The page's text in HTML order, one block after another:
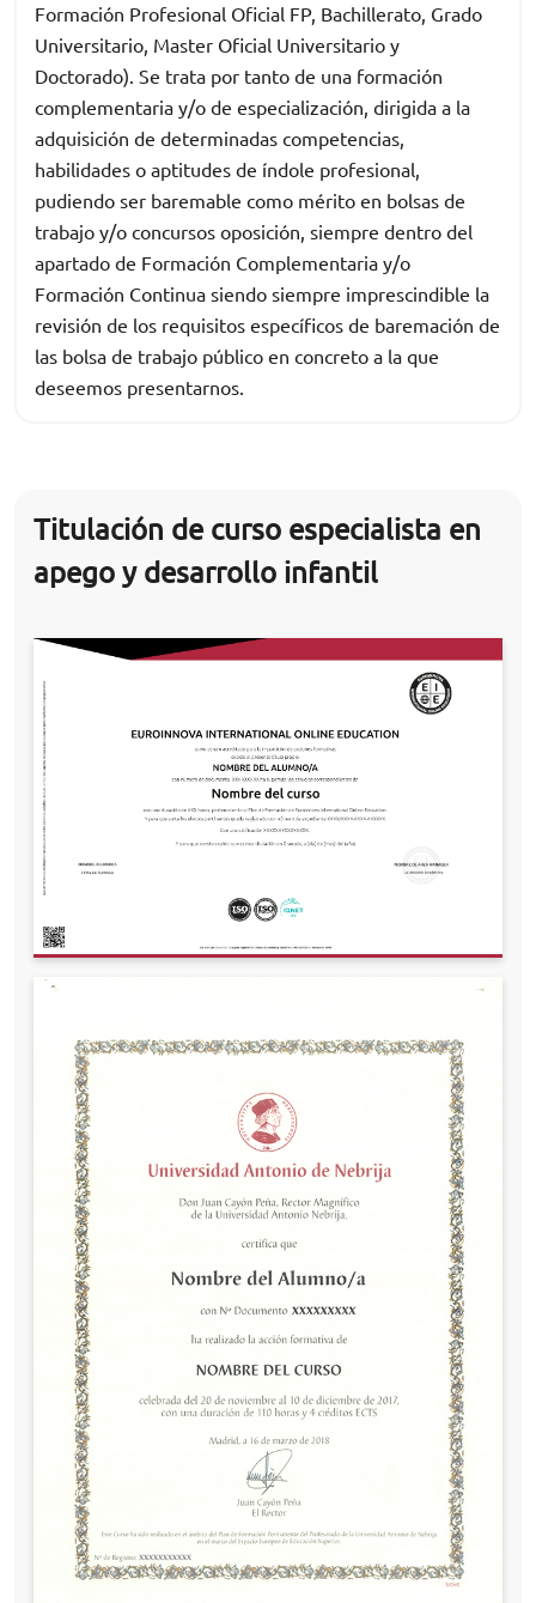
Formación Profesional Oficial FP, Bachillerato, Grado
Universitario, Master Oficial Universitario y
Doctorado). Se trata por tanto de una formación
complementaria y/o de especialización, dirigida a la
adquisición de determinadas competencias,
habilidades o aptitudes de índole profesional,
pudiendo ser baremable como mérito en bolsas de
trabajo y/o concursos oposición, siempre dentro del
apartado de Formación Complementaria y/o
Formación Continua siendo siempre imprescindible la
revisión de los requisitos específicos de baremación de
las bolsa de trabajo público en concreto a la que
deseemos presentarnos.
Titulación de curso especialista en
apego y desarrollo infantil